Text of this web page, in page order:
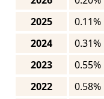
2025
0.11%
2024
0.31%
2023
0.55%
2022
0.58%